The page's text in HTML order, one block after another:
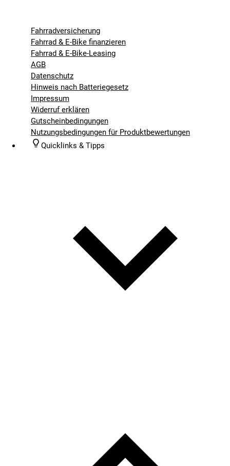
Fahrradversicherung
Fahrrad & E-Bike finanzieren
Fahrrad & E-Bike-Leasing
AGB
Datenschutz
Hinweis nach Batteriegesetz
Impressum
Widerruf erklären
Gutscheinbedingungen
Nutzungsbedingungen für Produktbewertungen
Quicklinks & Tipps